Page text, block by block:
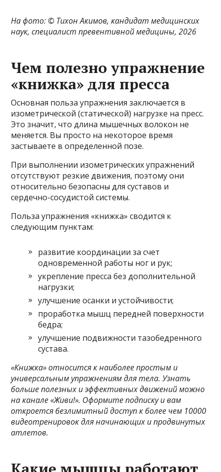
На фото: © Тихон Акимов, кандидат медицинских
наук, специалист превентивной медицины, 2026
Чем полезно упражнение
«книжка» для пресса
Основная польза упражнения заключается в
изометрической (статической) нагрузке на пресс.
Это значит, что длина мышечных волокон не
меняется. Вы просто на некоторое время
застываете в определенной позе.
При выполнении изометрических упражнений
отсутствуют резкие движения, поэтому они
относительно безопасны для суставов и
сердечно-сосудистой системы.
Польза упражнения «книжка» сводится к
следующим пунктам:
развитие координации за счет
одновременной работы ног и рук;
укрепление пресса без дополнительной
нагрузки;
улучшение осанки и устойчивости;
проработка мышц передней поверхности
бедра;
улучшение подвижности тазобедренного
сустава.
«Книжка» относится к наиболее простым и
универсальным упражнениям для тела. Узнать
больше полезных и эффективных движений можно
на канале «Живи!». Оформите подпискуи вам
откроется безлимитный доступ к более чем 10000
видеотренировок для начинающих и продвинутых
атлетов.